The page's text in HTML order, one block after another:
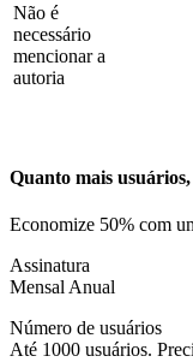
Não é
necessário
mencionar a
autoria
Quanto mais
Economize 50% com
Assinatura
Mensal Anual
Número de usuários
Até 1000 usuários.